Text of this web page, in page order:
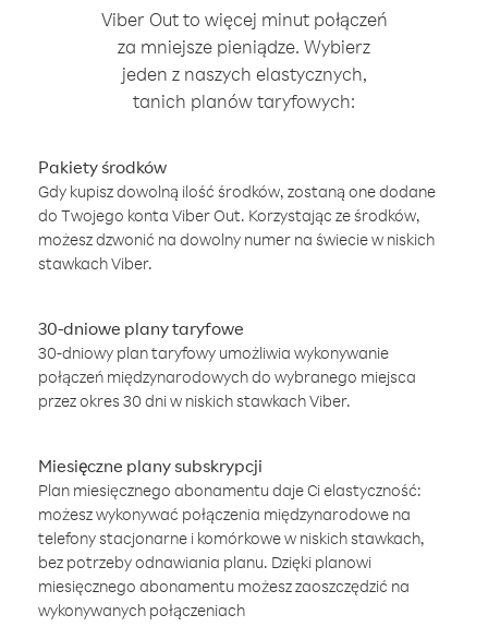
Viber Out to więcej minut połączeń
za mniejsze pieniądze. Wybierz
jeden z naszych elastycznych,
tanich planów taryfowych:
Pakiety środków
Gdy kupisz dowolną ilość środków, zostaną one dodane
do Twojego konta Viber Out. Korzystając ze środków,
możesz dzwonić na dowolny numer na świecie w niskich
stawkach Viber.
30-dniowe plany taryfowe
30-dniowy plan taryfowy umożliwia wykonywanie
połączeń międzynarodowych do wybranego miejsca
przez okres 30 dni w niskich stawkach Viber.
Miesięczne plany subskrypcji
Plan miesięcznego abonamentu daje Ci elastyczność:
możesz wykonywać połączenia międzynarodowe na
telefony stacjonarne i komórkowe w niskich stawkach,
bez potrzeby odnawiania planu. Dzięki planowi
miesięcznego abonamentu możesz zaoszczędzić na
wykonywanych połączeniach